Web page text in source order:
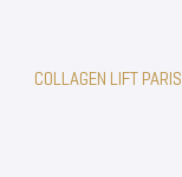
COLLAGEN LIFT PARIS